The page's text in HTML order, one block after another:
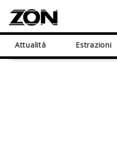
Attualità Estrazioni